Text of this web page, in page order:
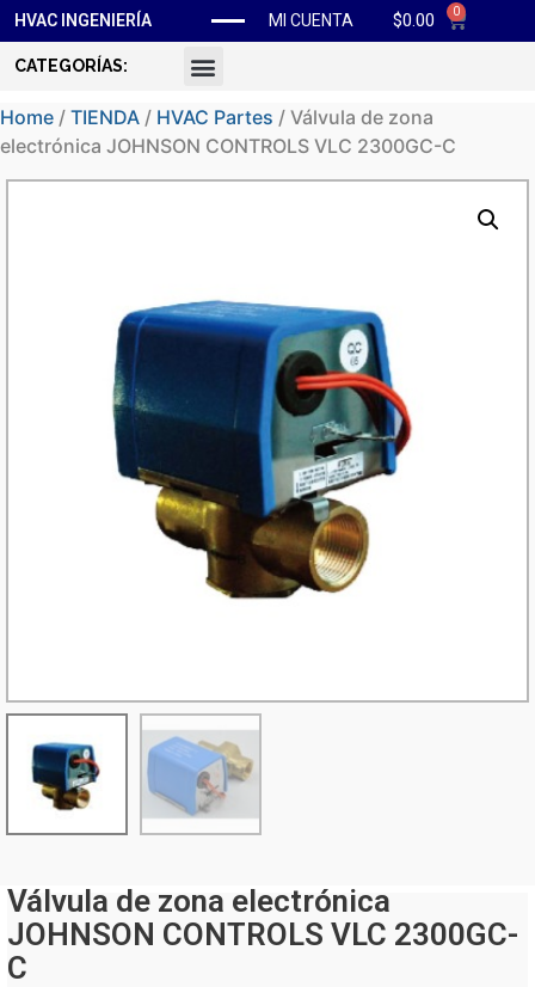
HVAC INGENIERÍA MI CUENTA $0.00 0
CATEGORÍAS:
Home / TIENDA / HVAC Partes / Válvula de zona
electrónica JOHNSON CONTROLS VLC 2300GC-C
Válvula de zona electrónica
JOHNSON CONTROLS VLC 2300GC-
C